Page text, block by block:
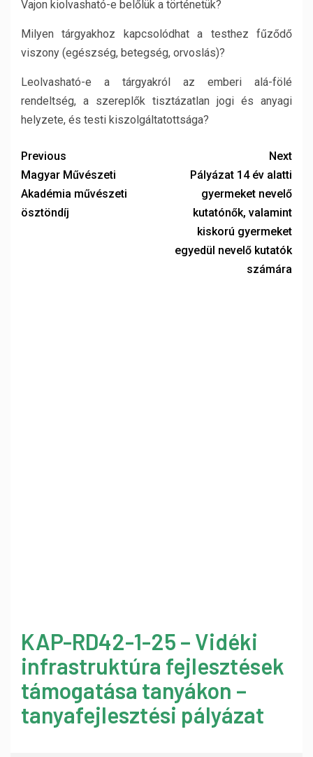
Vajon kiolvasható-e belőlük a történetük?
Milyen tárgyakhoz kapcsolódhat a testhez fűződő
viszony (egészség, betegség, orvoslás)?
Leolvasható-e a tárgyakról az emberi alá-fölé
rendeltség, a szereplők tisztázatlan jogi és anyagi
helyzete, és testi kiszolgáltatottsága?
Previous
Magyar Művészeti
Akadémia művészeti
ösztöndíj
Next
Pályázat 14 év alatti
gyermeket nevelő
kutatónők, valamint
kiskorú gyermeket
egyedül nevelő kutatók
számára
KAP-RD42-1-25 – Vidéki
infrastruktúra fejlesztések
támogatása tanyákon –
tanyafejlesztési pályázat